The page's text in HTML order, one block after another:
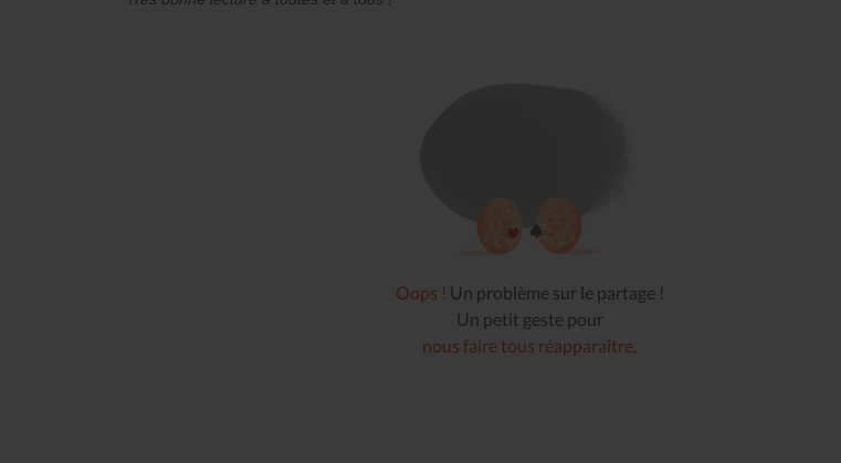
Oops ! Un problème sur le partage !
Un petit geste pour
nous faire tous réapparaître